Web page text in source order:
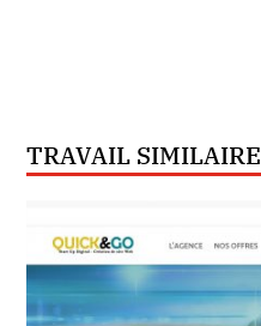
TRAVAIL SIMILAIRE